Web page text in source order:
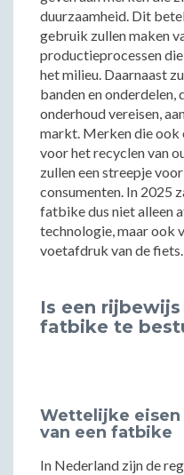
duurzaamheid. Dit
gebruik zullen maken
productieprocessen
het milieu. Daarnaast
banden en onderdelen,
onderhoud vereisen,
markt. Merken die ook
voor het recyclen van
zullen een streepje
consumenten. In 2025
fatbike dus niet alleen
technologie, maar ook
voetafdruk van de fiets.
Is een
fatbike te
Wettelijke
van een fatbike
In Nederland zijn de